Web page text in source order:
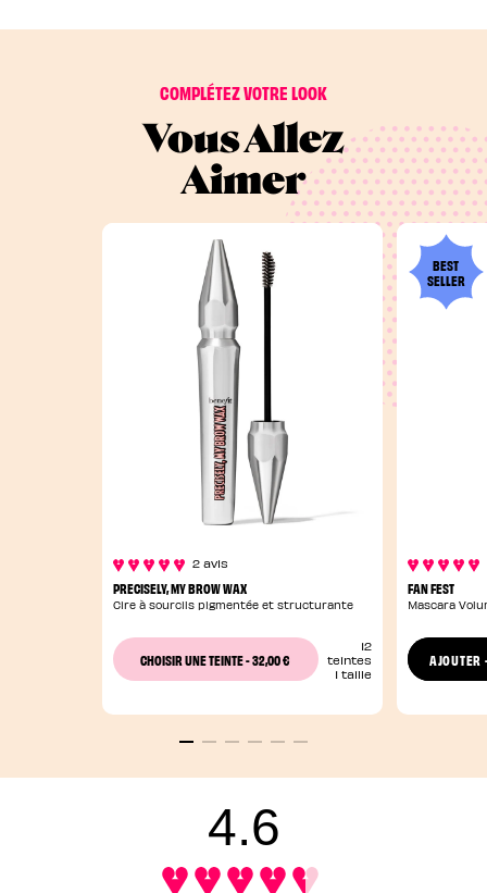
COMPLÉTEZ VOTRE LOOK
Vous Allez
Aimer
2 avis
PRECISELY, MY BROW WAX
Cire à sourcils pigmentée et structurante
CHOISIR UNE TEINTE-32,00 €
12
teintes
1 taille
BEST
SELLER
FAN FEST
Mascara
AJOUTER
4.6